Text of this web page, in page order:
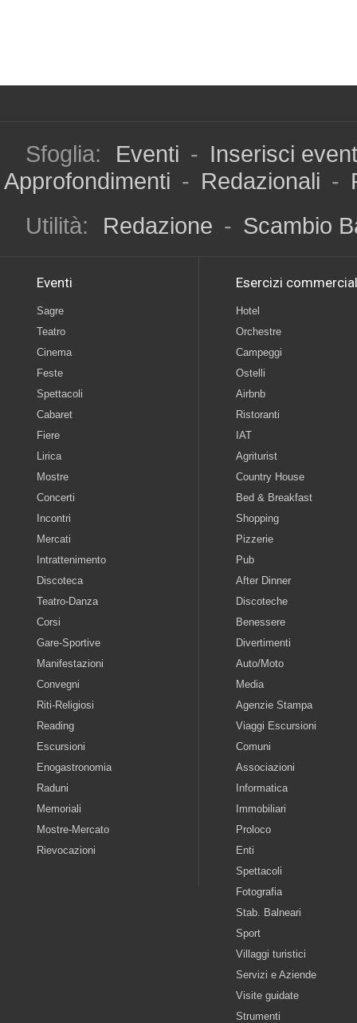
Sfoglia: Eventi - Inserisci
Approfondimenti - Redazionali -
Utilità:
Redazione - Scambio
Eventi
Sagre
Teatro
Cinema
Feste
Spettacoli
Cabaret
Fiere
Lirica
Mostre
Concerti
Incontri
Mercati
Intrattenimento
Discoteca
Teatro-Danza
Corsi
Gare-Sportive
Manifestazioni
Convegni
Riti-Religiosi
Reading
Escursioni
Enogastronomia
Raduni
Memoriali
Mostre-Mercato
Rievocazioni
Esercizi
Hotel
Orchestre
Campeggi
Ostelli
Airbnb
Ristoranti
IAT
Agriturist
Country House
Bed & Breakfast
Shopping
Pizzerie
Pub
After Dinner
Discoteche
Benessere
Divertimenti
Auto/Moto
Media
Agenzie Stampa
Viaggi Escursioni
Comuni
Associazioni
Informatica
Immobiliari
Proloco
Enti
Spettacoli
Fotografia
Stab. Balneari
Sport
Villaggi turistici
Servizi e Aziende
Visite guidate
Strumenti